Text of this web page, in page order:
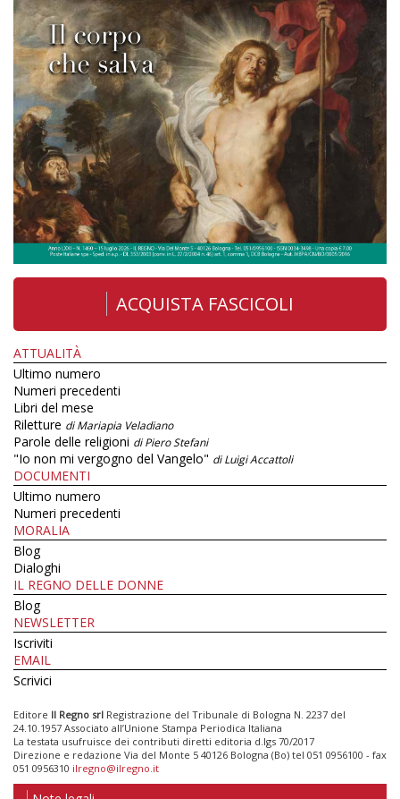
ACQUISTA FASCICOLI
ATTUALITÀ
Ultimo numero
Numeri precedenti
Libri del mese
Riletture di Mariapia Veladiano
Parole delle religioni di Piero Stefani
"Io non mi vergogno del Vangelo" di Luigi Accattoli
DOCUMENTI
Ultimo numero
Numeri precedenti
MORALIA
Blog
Dialoghi
IL REGNO DELLE DONNE
Blog
NEWSLETTER
Iscriviti
EMAIL
Scrivici
Editore Il Regno srl Registrazione del Tribunale di Bologna N. 2237 del
24.10.1957 Associato all’Unione Stampa Periodica Italiana
La testata usufruisce dei contributi diretti editoria d.lgs 70/2017
Direzione e redazione Via del Monte 5 40126 Bologna (Bo) tel 051 0956100 - fax
051 0956310 ilregno@ilregno.it